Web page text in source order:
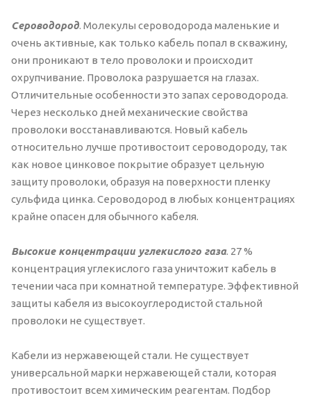
Сероводород. Молекулы сероводорода маленькие и
очень активные, как только кабель попал в скважину,
они проникают в тело проволоки и происходит
охрупчивание. Проволока разрушается на глазах.
Отличительные особенности это запах сероводорода.
Через несколько дней механические свойства
проволоки восстанавливаются. Новый кабель
относительно лучше противостоит сероводороду, так
как новое цинковое покрытие образует цельную
защиту проволоки, образуя на поверхности пленку
сульфида цинка. Сероводород в любых концентрациях
крайне опасен для обычного кабеля.
Высокие концентрации углекислого газа. 27 %
концентрация углекислого газа уничтожит кабель в
течении часа при комнатной температуре. Эффективной
защиты кабеля из высокоуглеродистой стальной
проволоки не существует.
Кабели из нержавеющей стали. Не существует
универсальной марки нержавеющей стали, которая
противостоит всем химическим реагентам. Подбор